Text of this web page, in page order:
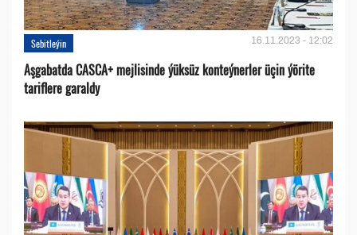
Sebitleýin 16.11.2023 - 12:02
Aşgabatda CASCA+ mejlisinde ýüksüz konteýnerler üçin ýörite
tariflere garaldy